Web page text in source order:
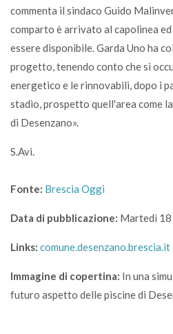
commenta il sindaco Guido
comparto è arrivato al capolinea
essere disponibile. Garda Uno ha
progetto, tenendo conto che si
energetico e le rinnovabili, dopo i
stadio, prospetto quell'area come
di Desenzano».
S.Avi.
Fonte: Brescia Oggi
Data di pubblicazione: Martedì 18
Links: comune.desenzano.brescia.it
Immagine di copertina: In una
futuro aspetto delle piscine di